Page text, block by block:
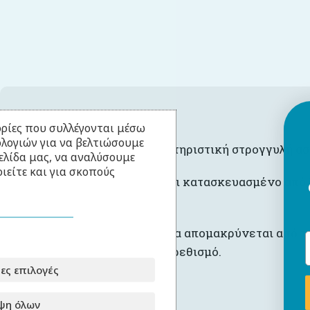
Οι πιπίλες BIBS με τη χαρακτηριστική στρογγυλή
Το τμήμα αναρρόφησης είναι κατασκευασμένο
Η στρογγυλή, ελαφριά ασπίδα απομακρύνεται από
στόματος και μειώνει τον ερεθισμό.
που συλλέγονται μέσω
για να βελτιώσουμε
μας, να αναλύσουμε
και για σκοπούς
επιλογές
όλων